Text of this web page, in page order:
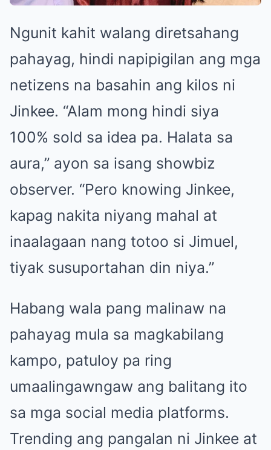
Ngunit kahit walang diretsahang
pahayag, hindi napipigilan ang mga
netizens na basahin ang kilos ni
Jinkee. “Alam mong hindi siya
100% sold sa idea pa. Halata sa
aura,” ayon sa isang showbiz
observer. “Pero knowing Jinkee,
kapag nakita niyang mahal at
inaalagaan nang totoo si Jimuel,
tiyak susuportahan din niya.”
Habang wala pang malinaw na
pahayag mula sa magkabilang
kampo, patuloy pa ring
umaalingawngaw ang balitang ito
sa mga social media platforms.
Trending ang pangalan ni Jinkee at